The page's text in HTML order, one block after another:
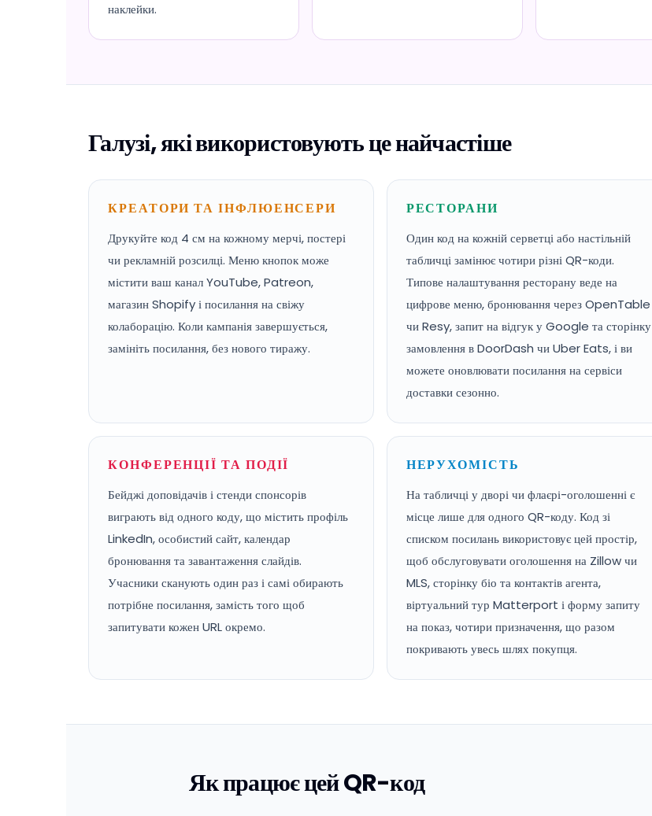
наклейки.
Галузі, які використовують це найчастіше
КРЕАТОРИ ТА ІНФЛЮЕНСЕРИ
Друкуйте код 4 см на кожному мерчі, постері
чи рекламній розсилці. Меню кнопок може
містити ваш канал YouTube, Patreon,
магазин Shopify і посилання на свіжу
колаборацію. Коли кампанія завершується,
замініть посилання, без нового тиражу.
РЕСТОРАНИ
Один код на кожній серветці або настільній
табличці замінює чотири різні QR-коди.
Типове налаштування ресторану веде на
цифрове меню, бронювання через OpenTable
чи Resy, запит на відгук у Google та сторінку
замовлення в DoorDash чи Uber Eats, і ви
можете оновлювати посилання на сервіси
доставки сезонно.
КОНФЕРЕНЦІЇ ТА ПОДІЇ
Бейджі доповідачів і стенди спонсорів
виграють від одного коду, що містить профіль
LinkedIn, особистий сайт, календар
бронювання та завантаження слайдів.
Учасники сканують один раз і самі обирають
потрібне посилання, замість того щоб
запитувати кожен URL окремо.
НЕРУХОМІСТЬ
На табличці у дворі чи флаєрі-оголошенні є
місце лише для одного QR-коду. Код зі
списком посилань використовує цей простір,
щоб обслуговувати оголошення на Zillow чи
MLS, сторінку біо та контактів агента,
віртуальний тур Matterport і форму запиту
на показ, чотири призначення, що разом
покривають увесь шлях покупця.
Як працює цей QR-код